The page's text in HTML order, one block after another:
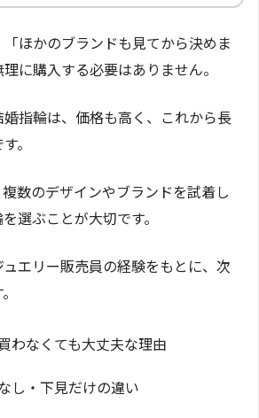
「ほかのブランドも見てから決めま
に購入する必要はありません。
指輪は、価格も高く、これから長
。
数のデザインやブランドを試着し
選ぶことが大切です。
エリー販売員の経験をもとに、次
わなくても大丈夫な理由
し・下見だけの違い